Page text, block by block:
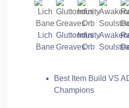
Lich
Bane
Gluttonous
Greaves
Infinity
Orb
Best Item Build VS
Champions